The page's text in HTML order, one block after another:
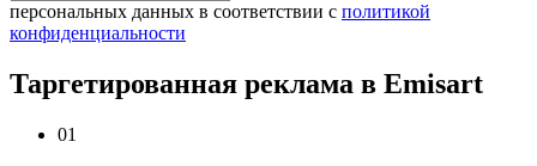
персональных данных в соответствии с политикой
конфиденциальности
Таргетированная реклама в Emisart
01